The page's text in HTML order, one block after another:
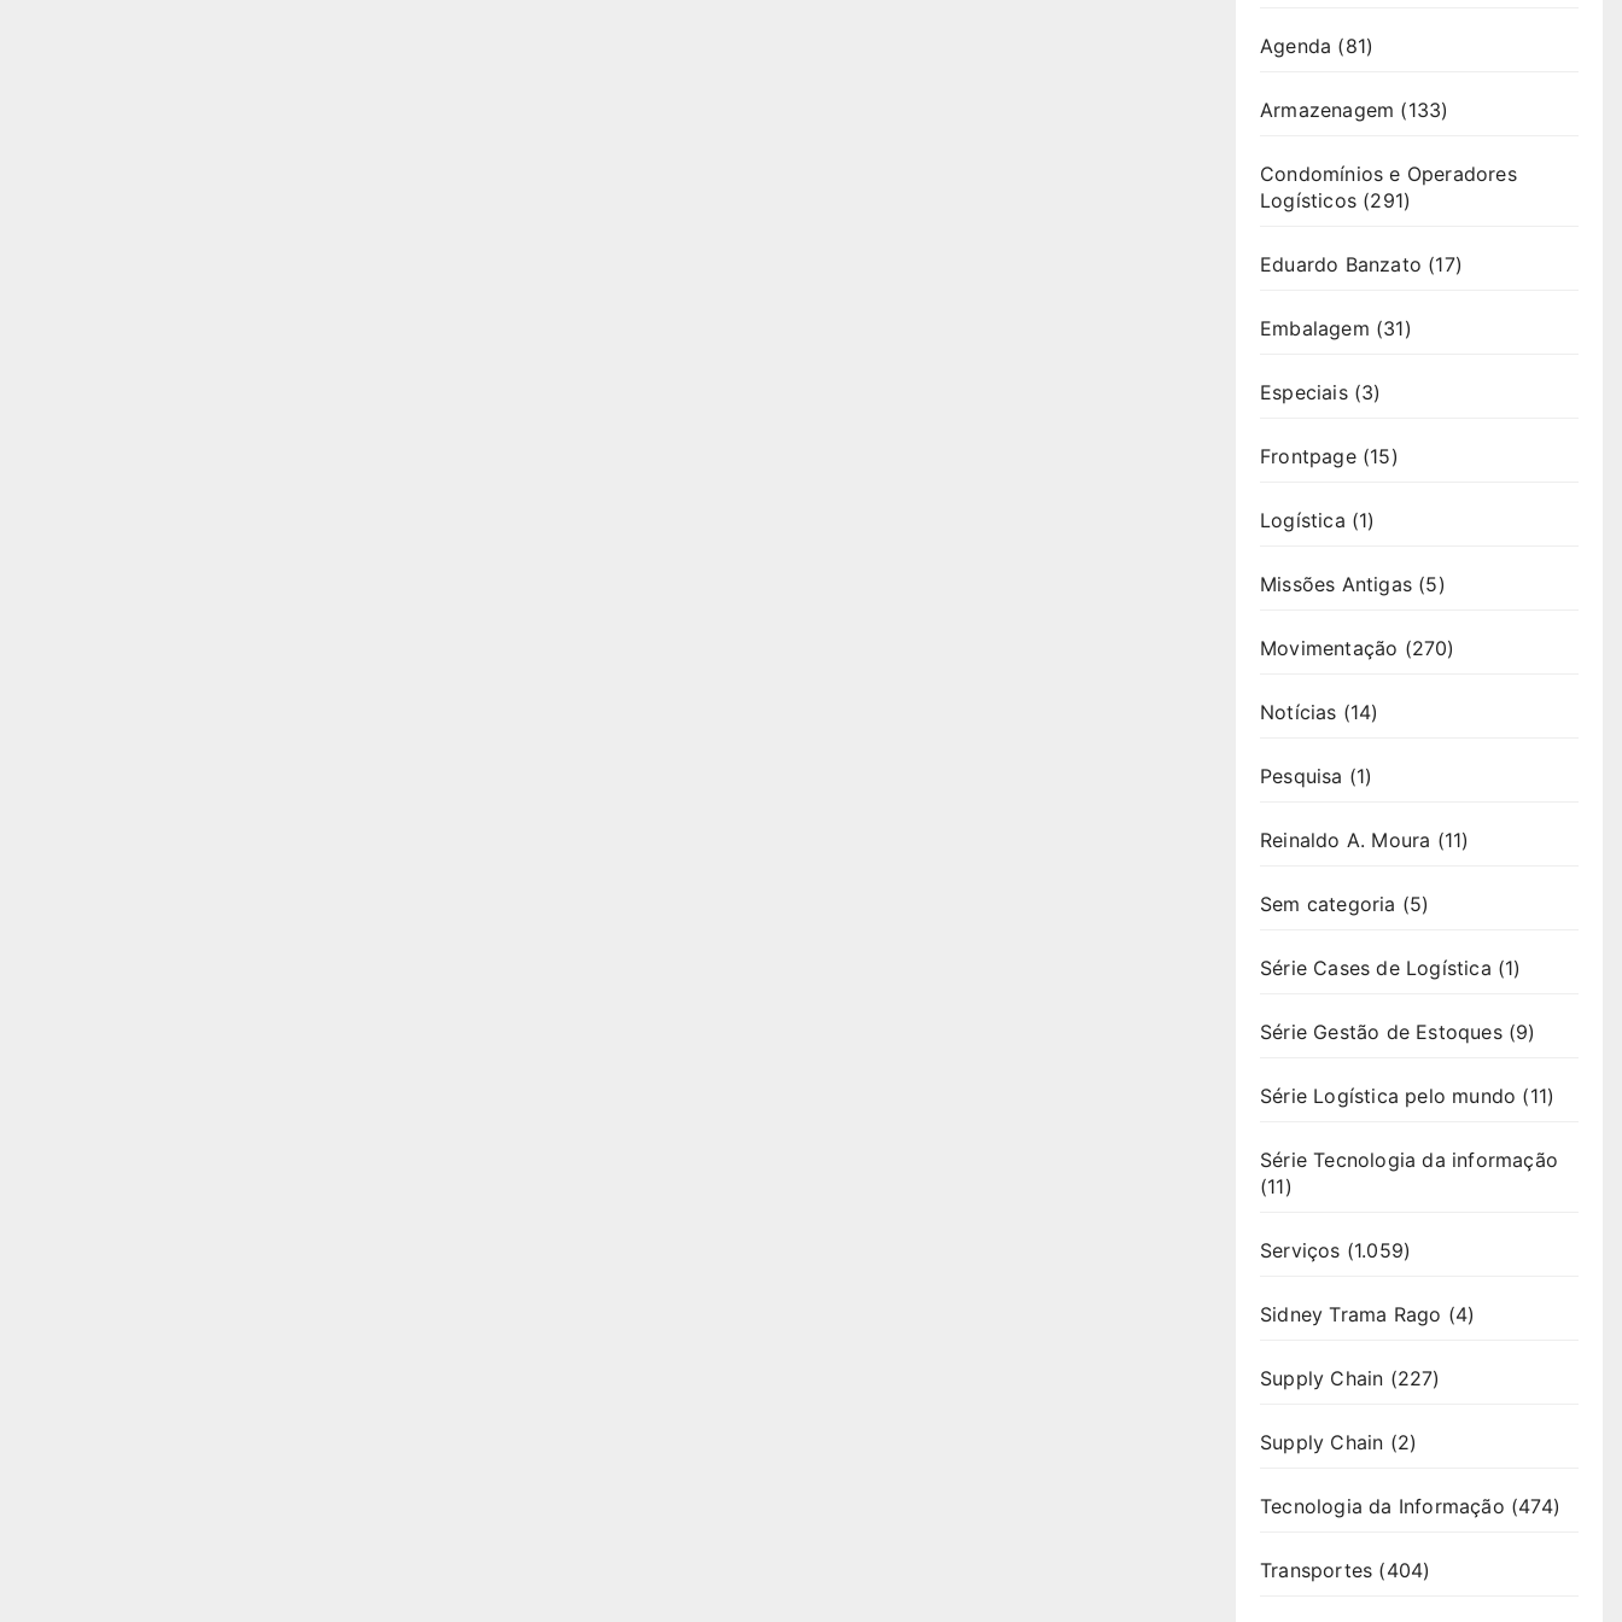
Agenda (81)
Armazenagem (133)
Condomínios e Operadores
Logísticos (291)
Eduardo Banzato (17)
Embalagem (31)
Especiais(3)
Frontpage(15)
Logística (1)
Missões Antigas (5)
Movimentação (270)
Notícias (14)
Pesquisa (1)
Reinaldo A. Moura (11)
Sem categoria (5)
Série Cases de Logística (1)
Série Gestão de Estoques(9)
Série Logística pelo mundo (11)
Série Tecnologia da informação
(11)
Serviços (1.059)
Sidney Trama Rago (4)
Supply Chain (227)
Supply Chain (2)
Tecnologia da Informação (474)
Transportes (404)